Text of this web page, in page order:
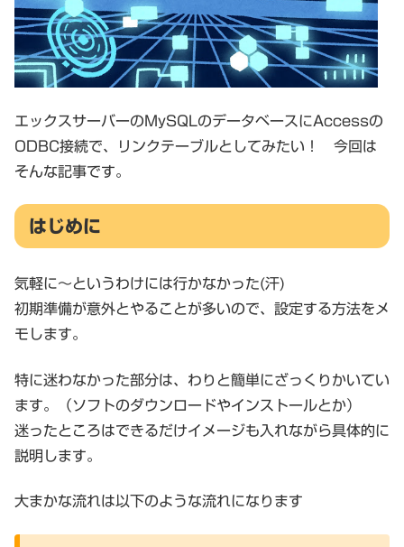
エックスサーバーのMySQLのデータベースにAccessの
ODBC接続で、リンクテーブルとしてみたい！ 今回は
そんな記事です。
はじめに
気軽に～というわけには行かなかった(汗)
初期準備が意外とやることが多いので、設定する方法をメ
モします。
特に迷わなかった部分は、わりと簡単にざっくりかいてい
ます。（ソフトのダウンロードやインストールとか）
迷ったところはできるだけイメージも入れながら具体的に
説明します。
大まかな流れは以下のような流れになります